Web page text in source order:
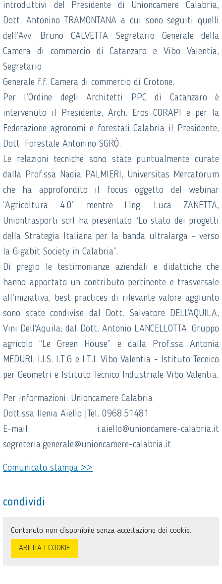
introduttivi del Presidente di Unioncamere Calabria,
Dott. Antonino TRAMONTANA a cui sono seguiti quelli
dell’Avv. Bruno CALVETTA Segretario Generale della
Camera di commercio di Catanzaro e Vibo Valentia,
Segretario
Generale f.f. Camera di commercio di Crotone.
Per l’Ordine degli Architetti PPC di Catanzaro è
intervenuto il Presidente, Arch. Eros CORAPI e per la
Federazione agronomi e forestali Calabria il Presidente,
Dott. Forestale Antonino SGRÒ.
Le relazioni tecniche sono state puntualmente curate
dalla Prof.ssa Nadia PALMIERI, Universitas Mercatorum
che ha approfondito il focus oggetto del webinar
“Agricoltura 4.0” mentre l’Ing. Luca ZANETTA,
Uniontrasporti scrl ha presentato “Lo stato dei progetti
della Strategia Italiana per la banda ultralarga – verso
la Gigabit Society in Calabria”.
Di pregio le testimonianze aziendali e didattiche che
hanno apportato un contributo pertinente e trasversale
all’iniziativa, best practices di rilevante valore aggiunto
sono state condivise dal Dott. Salvatore DELL'AQUILA,
Vini Dell'Aquila; dal Dott. Antonio LANCELLOTTA, Gruppo
agricolo “Le Green House” e dalla Prof.ssa Antonia
MEDURI, I.I.S. I.T.G e I.T.I. Vibo Valentia - Istituto Tecnico
per Geometri e Istituto Tecnico Industriale Vibo Valentia.
Per informazioni: Unioncamere Calabria
Dott.ssa Ilenia Aiello |Tel. 0968.51481
E-mail: i.aiello@unioncamere–calabria.it
segreteria.generale@unioncamere-calabria.it
Comunicato stampa >>
condividi
Contenuto non disponibile senza accettazione dei cookie.
ABILITA I COOKIE